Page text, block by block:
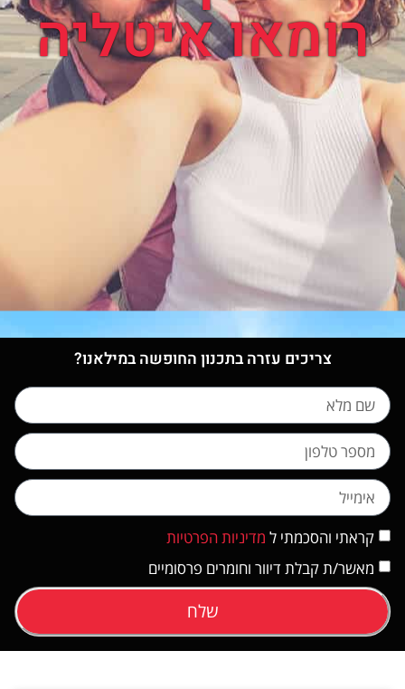
רומאו איטליה
צריכים עזרה בתכנון החופשה במילאנו?
קראתי והסכמתי ל מדיניות הפרטיות
מאשר/ת קבלת דיוור וחומרים פרסומיים
שלח